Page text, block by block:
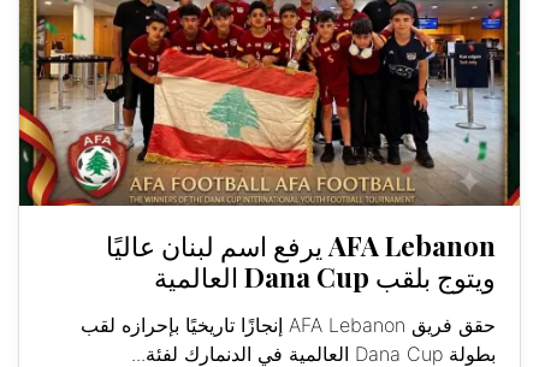
AFA Lebanon يرفع اسم لبنان عاليًا
ويتوج بلقب Dana Cup العالمية
حقق فريق AFA Lebanon إنجازًا تاريخيًا بإحرازه لقب
بطولة Dana Cup العالمية في الدنمارك لفئة...